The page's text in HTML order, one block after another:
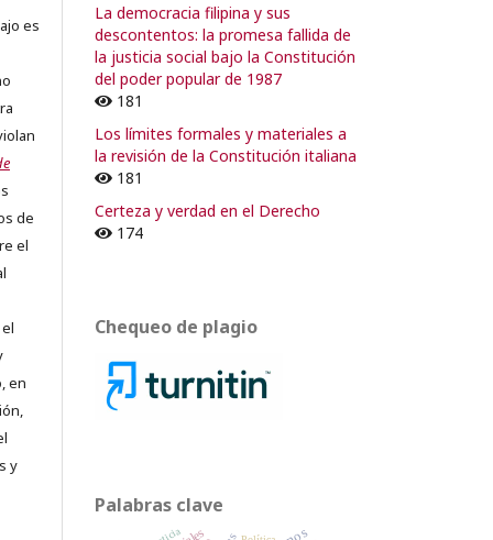
es
de
el
en
y
La democracia filipina y sus
descontentos: la promesa fallida de
la justicia social bajo la Constitución
del poder popular de 1987
181
Los límites formales y materiales a
la revisión de la Constitución italiana
181
Certeza y verdad en el Derecho
174
Chequeo de plagio
Palabras clave